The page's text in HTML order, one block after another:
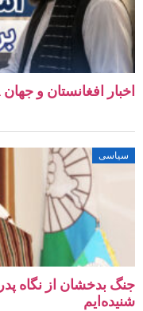
اخبار افغانستان و جهان ۱۸ اسد ۱۴۰۵
سیاسی
جنگ بدخشان از نگاه
شنیده‌ایم